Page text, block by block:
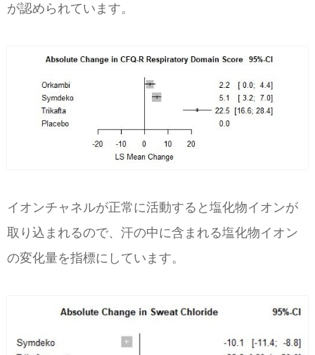
が認められています。
イオンチャネルが正常に活動すると塩化物イオンが
取り込まれるので、汗の中に含まれる塩化物イオン
の変化量を指標にしています。